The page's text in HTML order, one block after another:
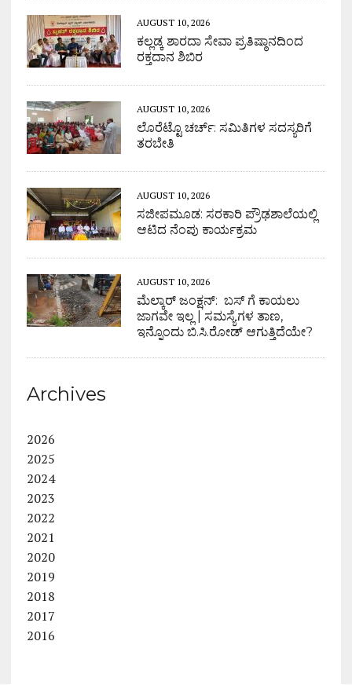
AUGUST 10, 2026
ಕಲ್ಲಡ್ಕ ಶಾರದಾ ಸೇವಾ ಪ್ರತಿಷ್ಠಾನದಿಂದ
ರಕ್ತದಾನ ಶಿಬಿರ
AUGUST 10, 2026
ಲೊರೆಟ್ಟೊ ಚರ್ಚ್: ಸಮಿತಿಗಳ ಸದಸ್ಯರಿಗೆ
ತರಬೇತಿ
AUGUST 10, 2026
ಸಜೀಪಮೂಡ: ಸರಕಾರಿ ಪ್ರೌಢಶಾಲೆಯಲ್ಲಿ
ಆಟಿದ ನೆಂಪು ಕಾರ್ಯಕ್ರಮ
AUGUST 10, 2026
ಮೆಲ್ಕಾರ್ ಜಂಕ್ಷನ್: ಬಸ್ ಗೆ ಕಾಯಲು
ಜಾಗವೇ ಇಲ್ಲ | ಸಮಸ್ಯೆಗಳ ತಾಣ,
ಇನ್ನೊಂದು ಬಿ.ಸಿ.ರೋಡ್ ಆಗುತ್ತಿದೆಯೇ?
Archives
2026
2025
2024
2023
2022
2021
2020
2019
2018
2017
2016